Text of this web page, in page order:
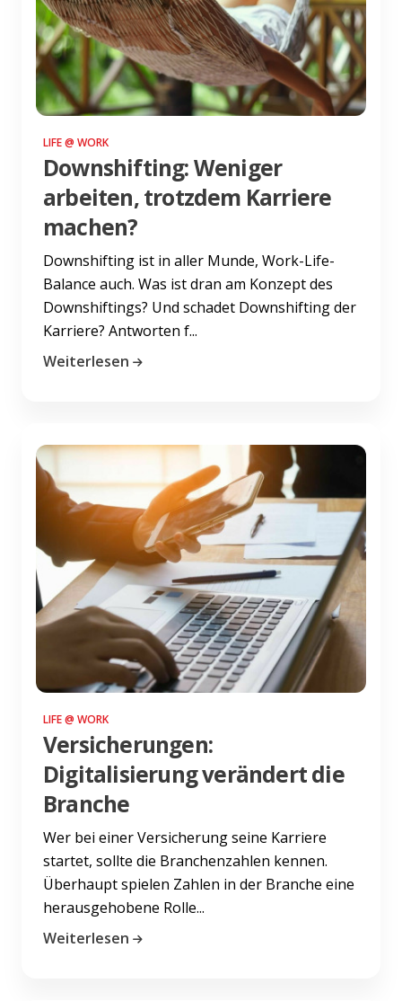
LIFE @ WORK
Downshifting: Weniger
arbeiten, trotzdem Karriere
machen?
Downshifting ist in aller Munde, Work-Life-
Balance auch. Was ist dran am Konzept des
Downshiftings? Und schadet Downshifting der
Karriere? Antworten f...
Weiterlesen
LIFE @ WORK
Versicherungen:
Digitalisierung verändert die
Branche
Wer bei einer Versicherung seine Karriere
startet, sollte die Branchenzahlen kennen.
Überhaupt spielen Zahlen in der Branche eine
herausgehobene Rolle...
Weiterlesen